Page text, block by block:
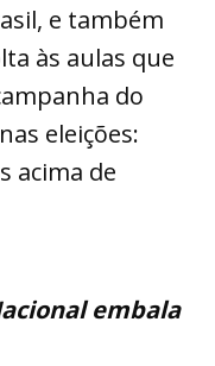
e também
às aulas que
do
eleições:
acima de
embala